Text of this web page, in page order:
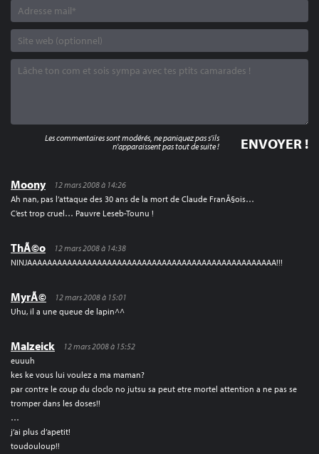
Moony
12 mars 2008 à 14:26
Ah nan, pas l’attaque des 30 ans de la mort de Claude FranÃ§ois…
C’est trop cruel… Pauvre Leseb-Tounu !
ThÃ©o
12 mars 2008 à 14:38
NINJAAAAAAAAAAAAAAAAAAAAAAAAAAAAAAAAAAAAAAAAAAAAAAAAAA!!!
MyrÃ©
12 mars 2008 à 15:01
Uhu, il a une queue de lapin^^
Malzeick
12 mars 2008 à 15:52
euuuh
kes ke vous lui voulez a ma maman?
par contre le coup du cloclo no jutsu sa peut etre mortel attention a ne pas se
tromper dans les doses!!
…
j’ai plus d’apetit!
toudouloup!!
Les commentaires sont modérés, ne paniquez pas s'ils
n'apparaissent pas tout de suite !